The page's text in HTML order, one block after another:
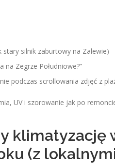
stary silnik zaburtowy na Zalewie)
Zegrze Południowe?”
podczas scrollowania zdjęć z
UV i szorowanie jak po
klimatyzację
(z